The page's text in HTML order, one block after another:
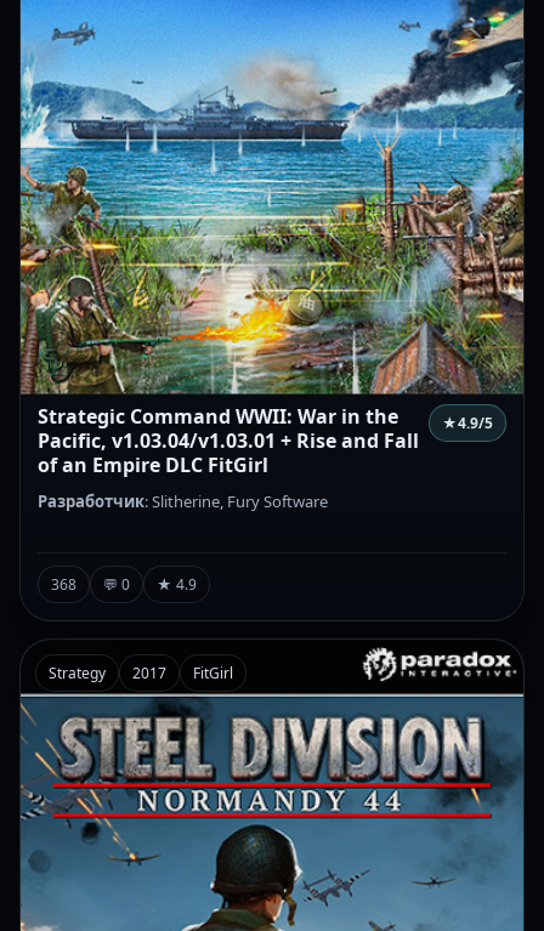
Strategic Command WWII: War in the
Pacific, v1.03.04/v1.03.01 + Rise and Fall
of an Empire DLC FitGirl
★4.9/5
Разработчик: Slitherine, Fury Software
368 💬 0 ★ 4.9
Strategy 2017 FitGirl